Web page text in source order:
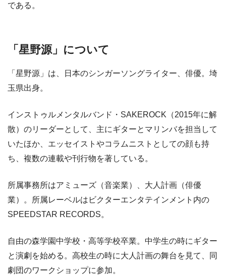
である。
「星野源」について
「星野源」は、日本のシンガーソングライター、俳優。埼
玉県出身。
インストゥルメンタルバンド・SAKEROCK（2015年に解
散）のリーダーとして、主にギターとマリンバを担当して
いたほか、エッセイストやコラムニストとしての顔も持
ち、複数の連載や刊行物を著している。
所属事務所はアミューズ（音楽業）、大人計画（俳優
業）。所属レーベルはビクターエンタテインメント内の
SPEEDSTAR RECORDS。
自由の森学園中学校・高等学校卒業。中学生の時にギター
と演劇を始める。高校生の時に大人計画の舞台を見て、同
劇団のワークショップに参加。